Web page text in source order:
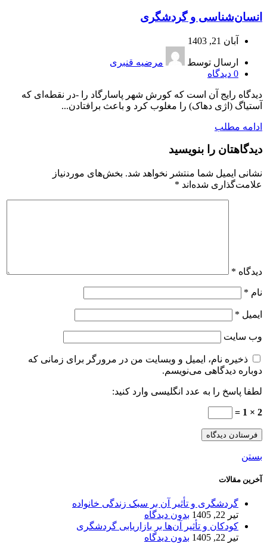
انسان‌شناسی و گردشگری
آبان 21, 1403
ارسال توسط
مرضیه قنبری
0 دیدگاه
دیدگاه رایج آن است که کورش شهر پاسارگاد را -در نقطه‌ای که
آستیاگ (اژی دهاک) را مغلوب کرد و باعث برافتادن...
ادامه مطلب
دیدگاهتان را بنویسید
نشانی ایمیل شما منتشر نخواهد شد. بخش‌های موردنیاز
علامت‌گذاری شده‌اند *
دیدگاه *
نام *
ایمیل *
وب‌ سایت
ذخیره نام، ایمیل و وبسایت من در مرورگر برای زمانی که
دوباره دیدگاهی می‌نویسم.
لطفا پاسخ را به عدد انگلیسی وارد کنید:
2 × 1 =
بستن
آخرین مقالات
گردشگری و تأثیر آن بر سبک زندگی خانواده
تیر 22, 1405
بدون دیدگاه
کودکان و تأثیر آن‌ها بر بازاریابی گردشگری
تیر 22, 1405
بدون دیدگاه